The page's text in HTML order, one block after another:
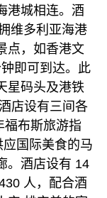
港城相连。酒
维多利亚海港
点，如香港文
即可到达。此
星码头及港铁
店设有三间各
福布斯旅游指
国际美食的马
。酒店设有 14
人，配合酒